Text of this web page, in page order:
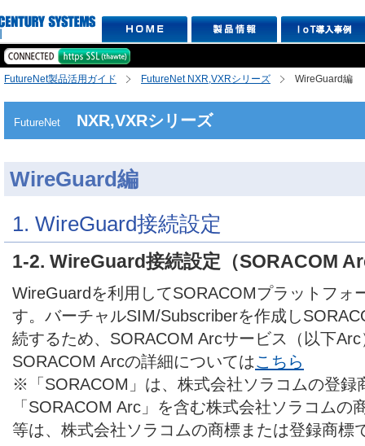
FutureNet製品活用ガイド FutureNet NXR,VXRシリーズ WireGuard編
FutureNet NXR,VXRシリーズ
WireGuard編
1. WireGuard接続設定
1-2. WireGuard接続設定（SORACOM
WireGuardを利用してSORACOMプラットフォ
す。バーチャルSIM/Subscriberを作成し
続するため、SORACOM Arcサービス（以下
SORACOM Arcの詳細についてはこちら
※「SORACOM」は、株式会社ソラコムの登録
「SORACOM Arc」を含む株式会社ソラコムの
等は、株式会社ソラコムの商標または登録商標